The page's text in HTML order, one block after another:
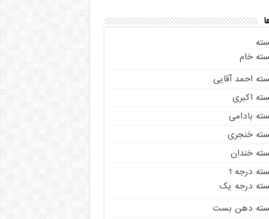
خام
احمد آقایی
اکبری
بادامی
خنجری
خندان
درجه 1
درجه یک
دهن بست